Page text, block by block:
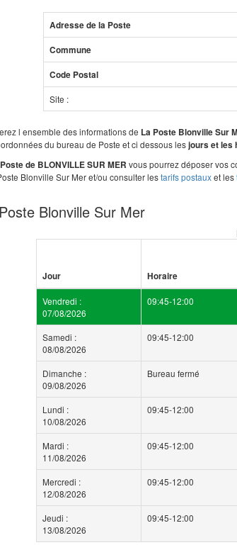
Adresse de la Poste
Commune
Code Postal
Site :
l ensemble des informations de La Poste Blonville Sur
du bureau de Poste et ci dessous lesjours et les
de BLONVILLE SUR MER vous pourrez déposer vos
Blonville Sur Mer et/ou consulter lestarifs postauxet les
Blonville Sur Mer
Jour Horaire
Vendredi :
07/08/2026
09:45-12:00
Samedi :
08/08/2026
09:45-12:00
Dimanche :
09/08/2026
Bureau fermé
Lundi :
10/08/2026
09:45-12:00
Mardi :
11/08/2026
09:45-12:00
Mercredi :
12/08/2026
09:45-12:00
Jeudi :
13/08/2026
09:45-12:00